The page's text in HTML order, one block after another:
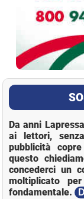
Da anni
ai lettori,
pubblicità
questo
concederci un
moltiplicato
fondamentale.